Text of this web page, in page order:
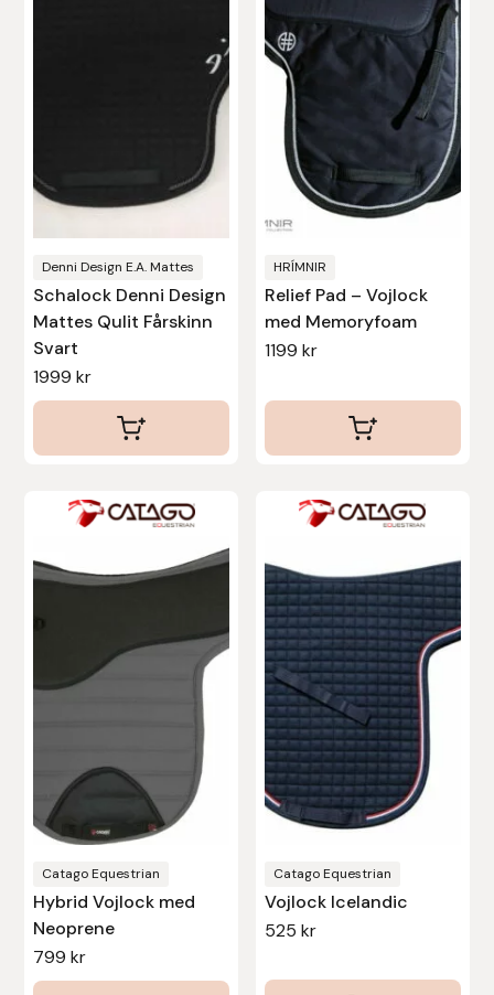
Denni Design E.A. Mattes
Schalock Denni Design
Mattes Qulit Fårskinn
Svart
1999kr
HRÍMNIR
Relief Pad – Vojlock
med Memoryfoam
1199 kr
flera
varianter.
olika
alternativen
kan
väljas
på
produktsidan
Catago Equestrian
Hybrid Vojlock med
Neoprene
799kr
produkten
flera
varianter.
De
väljas
på
produktsidan
Catago Equestrian
Vojlock Icelandic
525 kr
produkten
har
flera
varianter.
De
olika
alternativen
kan
väljas
produktsidan
Stina Helmersson Bokförlag
Suedwind
Tear-Aid
Tekna
Tidningen Ridsport Island
TöltSaga
TOPREITER
Trikem
Tunahaken
Uhip
Uvex
Veredus
Werkman Hoofcare
Willab